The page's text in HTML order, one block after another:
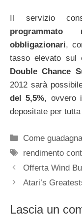
Il servizio
obbligazionari,
tasso elevato sul
Double Chance
2012 sarà
del 5,5%, ovvero
depositate per
Categorie
Come
Tag
rendimento
Offerta Wind
Atari’s
Lascia un